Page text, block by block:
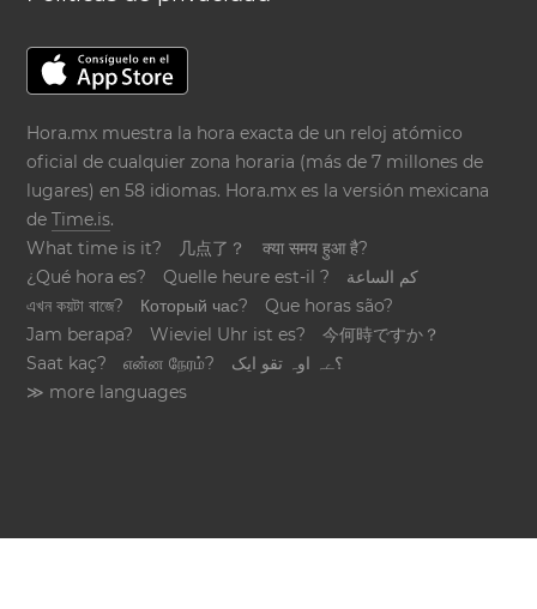
Hora.mx muestra la hora exacta de un reloj atómico
oficial de cualquier zona horaria (más de 7 millones de
lugares) en 58 idiomas. Hora.mx es la versión mexicana
deTime.is.
What time is it?
几点了？
क्या समय हुआ है?
¿Qué hora es?
Quelle heure est-il ?
كم الساعة
এখন কয়টা বাজে?
Который час?
Que horas são?
Jam berapa?
Wieviel Uhr ist es?
今何時ですか？
Saat kaç?
என்ன நேரம்?
؟ےہ اوہ تقو ایک
≫ more languages